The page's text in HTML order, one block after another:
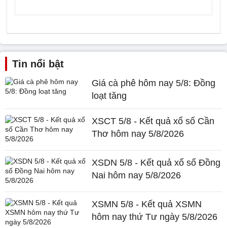
Tin nổi bật
Giá cà phê hôm nay 5/8: Đồng
loạt tăng
XSCT 5/8 - Kết quả xổ số Cần
Thơ hôm nay 5/8/2026
XSDN 5/8 - Kết quả xổ số Đồng
Nai hôm nay 5/8/2026
XSMN 5/8 - Kết quả XSMN
hôm nay thứ Tư ngày 5/8/2026